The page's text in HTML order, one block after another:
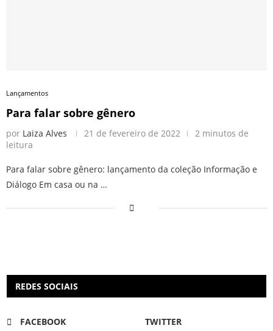
Lançamentos
Para falar sobre gênero
por Laiza Alves 21 de fevereiro de 2022
2 minutos de
leitura
Para falar sobre gênero: lançamento da coleção Informação e
Diálogo Em casa ou na …
REDES SOCIAIS
FACEBOOK
TWITTER